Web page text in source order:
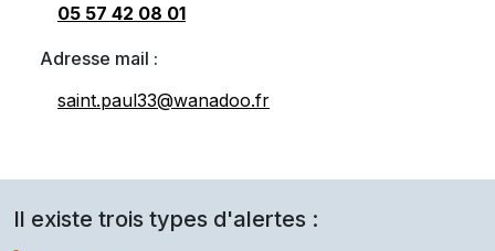
05 57 42 08 01
Adresse mail :
saint.paul33@wanadoo.fr
Il existe trois types d'alertes :